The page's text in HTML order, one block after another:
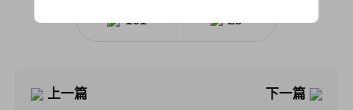
101 25
上一篇
下一篇